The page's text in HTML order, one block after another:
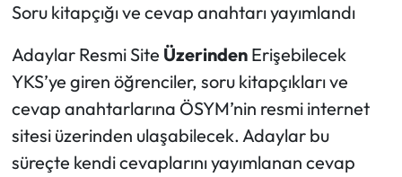
Soru kitapçığı ve cevap anahtarı yayımlandı
Adaylar Resmi Site Üzerinden Erişebilecek
YKS’ye giren öğrenciler, soru kitapçıkları ve
cevap anahtarlarına ÖSYM’nin resmi internet
sitesi üzerinden ulaşabilecek. Adaylar bu
süreçte kendi cevaplarını yayımlanan cevap